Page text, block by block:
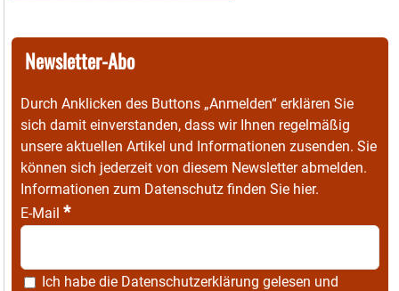
Newsletter-Abo
Durch Anklicken des Buttons „Anmelden“ erklären Sie
sich damit einverstanden, dass wir Ihnen regelmäßig
unsere aktuellen Artikel und Informationen zusenden. Sie
können sich jederzeit von diesem Newsletter abmelden.
Informationen zum Datenschutz finden Sie hier.
E-Mail *
Ich habe die Datenschutzerklärung gelesen und